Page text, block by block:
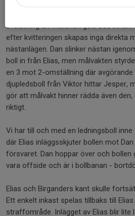
avslutning än matchen gett oss innan.
efter kvitteringen skapas inga direkta
nästanlägen. Dan slinker nästan
boll in från Elias, men målvakten
en 3 mot 2-omställning där avgörande
djupledsboll från Viktor hittar Jesper,
gör att målvakt hinner rädda även den,
riktigt.
Vi har till och med en ledningsboll
där Elias inläggsskjuter bollen mot
försvaret. Dan hoppar över och bollen
vara offside och är i bollbanan -
Elias och Birganders kant skulle
Ett enkelt inkast spelas tillbaks till
straffområde. Inlägget av Elias blir lite